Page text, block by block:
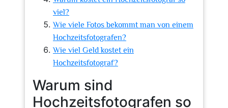
viel?
Wie viele Fotos bekommt man von einem
Hochzeitsfotografen?
Wie viel Geld kostet ein
Hochzeitsfotograf?
Warum sind
Hochzeitsfotografen so